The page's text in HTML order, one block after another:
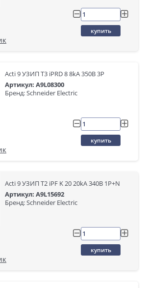
купить
Acti 9 УЗИП Т3 iPRD 8 8kA 350В 3P
Артикул: A9L08300
Бренд: Schneider Electric
купить
Acti 9 УЗИП T2 iPF K 20 20kA 340В 1P+N
Артикул: A9L15692
Бренд: Schneider Electric
купить